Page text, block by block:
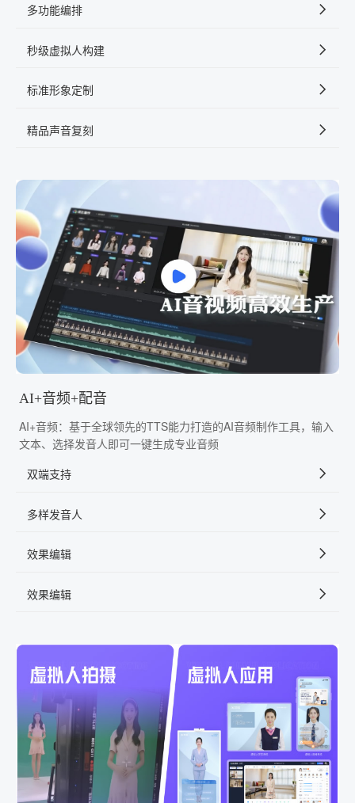
多功能编排
秒级虚拟人构建
标准形象定制
精品声音复刻
AI+音频+配音
AI+音频：基于全球领先的TTS能力打造的AI音频制作工具，输入
文本、选择发音人即可一键生成专业音频
双端支持
多样发音人
效果编辑
效果编辑